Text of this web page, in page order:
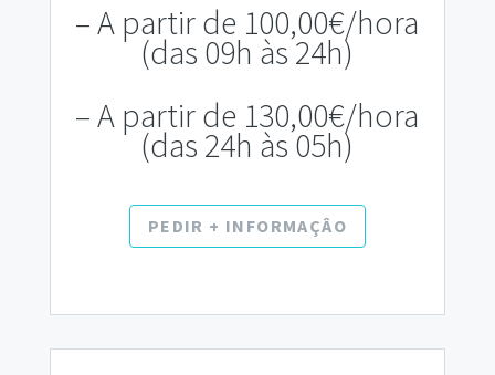
– A partir de 100,00€/hora
(das 09h às 24h)
– A partir de 130,00€/hora
(das 24h às 05h)
PEDIR + INFORMAÇÂO